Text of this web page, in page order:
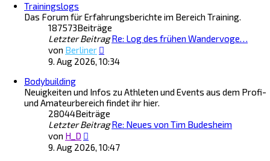
r
a
g
s
t
e
B
t
r
g
Trainingslogs
Das Forum für Erfahrungsberichte im Bereich Training.
187573Beiträge
Letzter Beitrag Re: Log des frühen Wandervoge…
von Berliner
e
s
t
e
r
e
9. Aug 2026, 10:34
Bodybuilding
Neuigkeiten und Infos zu Athleten und Events aus dem Profi-
und Amateurbereich findet ihr hier.
28044Beiträge
Letzter Beitrag Re: Neues von Tim Budesheim
von H_D
e
9. Aug 2026, 10:47